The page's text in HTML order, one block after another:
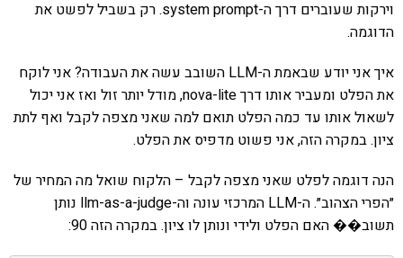
וירקות שעוברים דרך ה-system prompt. רק בשביל לפשט את
הדוגמה.
איך אני יודע שבאמת ה-LLM השובב עשה את העבודה? אני לוקח
את הפלט ומעביר אותו דרך nova-lite, מודל יותר זול ואז אני יכול
לשאול אותו עד כמה הפלט תואם למה שאני מצפה לקבל ואף לתת
ציון. במקרה הזה, אני פשוט מדפיס את הפלט.
הנה דוגמה לפלט שאני מצפה לקבל – הלקוח שואל מה המחיר של
״הפרי הצהוב״. ה-LLM המרכזי עונה וה-llm-as-a-judge נותן
תשוב�� האם הפלט ולידי ונותן לו ציון. במקרה הזה 90: